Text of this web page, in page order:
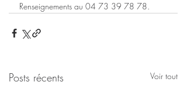
Renseignements au 04 73 39 78 78.
Posts récents Voir tout